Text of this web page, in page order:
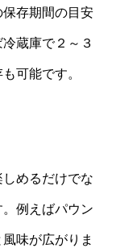
存期間の目安
蔵庫で２～３
可能です。
めるだけでな
例えばパウン
味が広がりま